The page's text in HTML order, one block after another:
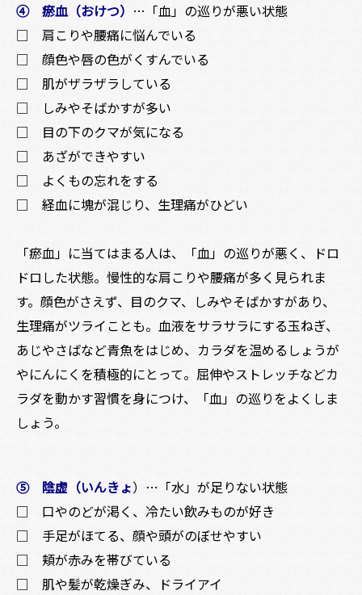
④ 瘀血（おけつ） …「血」の巡りが悪い状態
□ 肩こりや腰痛に悩んでいる
□ 顔色や唇の色がくすんでいる
□ 肌がザラザラしている
□ しみやそばかすが多い
□ 目の下のクマが気になる
□ あざができやすい
□ よくもの忘れをする
□ 経血に塊が混じり、生理痛がひどい
「瘀血」に当てはまる人は、「血」の巡りが悪く、ドロ
ドロした状態。慢性的な肩こりや腰痛が多く見られま
す。顔色がさえず、目のクマ、しみやそばかすがあり、
生理痛がツライことも。血液をサラサラにする玉ねぎ、
あじやさばなど青魚をはじめ、カラダを温めるしょうが
やにんにくを積極的にとって。屈伸やストレッチなどカ
ラダを動かす習慣を身につけ、「血」の巡りをよくしま
しょう。
⑤ 陰虚（いんきょ）…「水」が足りない状態
□ 口やのどが渇く、冷たい飲みものが好き
□ 手足がほてる、顔や頭がのぼせやすい
□ 頬が赤みを帯びている
□ 肌や髪が乾燥ぎみ、ドライアイ